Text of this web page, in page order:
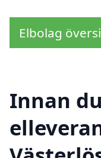
Elbolag
Innan